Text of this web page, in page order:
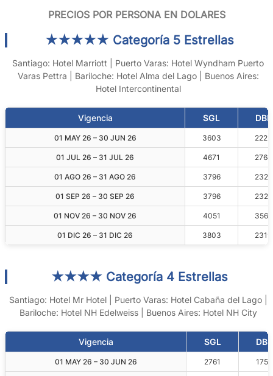
PRECIOS POR PERSONA EN DOLARES
★★★★★ Categoría 5 Estrellas
Santiago: Hotel Marriott | Puerto Varas: Hotel Wyndham Puerto
Varas Pettra | Bariloche: Hotel Alma del Lago | Buenos Aires:
Hotel Intercontinental
Vigencia SGL DBL
01 MAY 26 – 30 JUN 26 3603 2225
01 JUL 26 – 31 JUL 26 4671 2764
01 AGO 26 – 31 AGO 26 3796 2327
01 SEP 26 – 30 SEP 26 3796 2327
01 NOV 26 – 30 NOV 26 4051 3566
01 DIC 26 – 31 DIC 26 3803 2319
★★★★ Categoría 4 Estrellas
Santiago: Hotel Mr Hotel | Puerto Varas: Hotel Cabaña del Lago |
Bariloche: Hotel NH Edelweiss | Buenos Aires: Hotel NH City
Vigencia SGL DBL
01 MAY 26 – 30 JUN 26 2761 1755